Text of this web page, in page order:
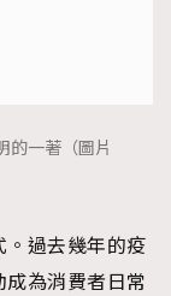
的一著（圖片
過去幾年的疫
為消費者日常